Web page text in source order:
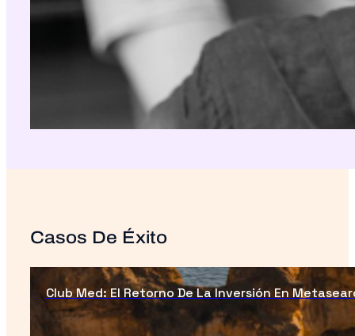
Casos De Éxito
Club Med: El Retorno De La Inversión En